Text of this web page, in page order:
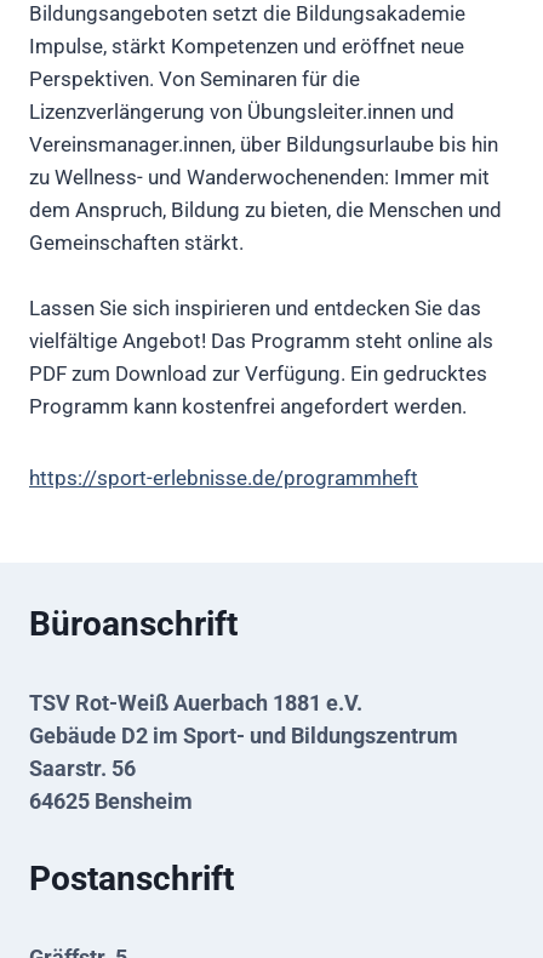
Bildungsangeboten setzt die Bildungsakademie
Impulse, stärkt Kompetenzen und eröffnet neue
Perspektiven. Von Seminaren für die
Lizenzverlängerung von Übungsleiter.innen und
Vereinsmanager.innen, über Bildungsurlaube bis hin
zu Wellness- und Wanderwochenenden: Immer mit
dem Anspruch, Bildung zu bieten, die Menschen und
Gemeinschaften stärkt.
Lassen Sie sich inspirieren und entdecken Sie das
vielfältige Angebot! Das Programm steht online als
PDF zum Download zur Verfügung. Ein gedrucktes
Programm kann kostenfrei angefordert werden.
https://sport-erlebnisse.de/programmheft
Büroanschrift
TSV Rot-Weiß Auerbach 1881 e.V.
Gebäude D2 im Sport- und Bildungszentrum
Saarstr. 56
64625 Bensheim
Postanschrift